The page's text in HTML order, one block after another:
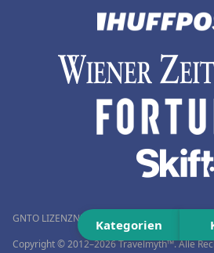
Kategorien
GNTO LIZENZNUMMER (MH.T.E.):
Copyright © 2012–2026 Travelmyth™. Alle